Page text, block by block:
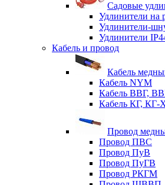
Садовые
Удлинители на
Удлинители-
Удлинители
Кабель и провод
Кабель
Кабель NYM
Кабель ВВГ,
Кабель КГ, КГ-
Провод
Провод ПВС
Провод ПуВ
Провод ПуГВ
Провод РКГМ